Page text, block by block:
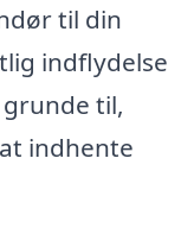
til din
indflydelse
til,
indhente